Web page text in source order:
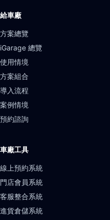
給車廠
方案總覽
iGarage 總覽
使用情境
方案組合
導入流程
案例情境
預約諮詢
車廠工具
線上預約系統
門店會員系統
客服整合系統
進貨倉儲系統